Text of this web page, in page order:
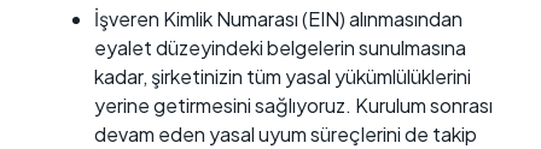
İşveren Kimlik Numarası (EIN) alınmasından
eyalet düzeyindeki belgelerin sunulmasına
kadar, şirketinizin tüm yasal yükümlülüklerini
yerine getirmesini sağlıyoruz. Kurulum sonrası
devam eden yasal uyum süreçlerini de takip